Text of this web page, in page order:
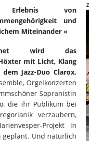
von
und
Miteinander «
wird das
mit Licht, Klang
Jazz-Duo Clarox.
Orgelkonzerten
Sopranistin
die ihr Publikum bei
verzaubern,
Projekt in
geplant. Und natürlich